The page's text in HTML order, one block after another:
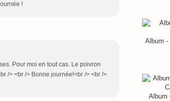
!
Pour moi en tout cas. Le poivron
/> <br /> Bonne journée!<br /> <br />
Album -
Album